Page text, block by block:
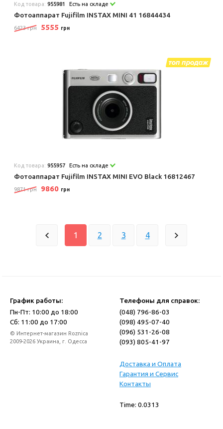
Код товара:955981 Есть на складе
Фотоаппарат Fujifilm INSTAX MINI 41 16844434
6423 грн 5555 грн
Код товара:955957 Есть на складе
Фотоаппарат Fujifilm INSTAX MINI EVO Black 16812467
9871 грн 9860 грн
1 2 3 4
График работы:
Пн-Пт: 10:00 до 18:00
Сб: 11:00 до 17:00
© Интернет-магазин Roznica
2009-2026 Украина, г. Одесса
Телефоны для справок:
(048) 796-86-03
(098) 495-07-40
(096) 531-26-08
(093) 805-41-97
Доставка и Оплата
Гарантия и Сервис
Контакты
Time: 0.0313